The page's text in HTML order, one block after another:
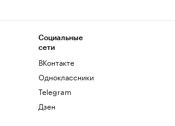
Социальные
сети
ВКонтакте
Одноклассники
Telegram
Дзен